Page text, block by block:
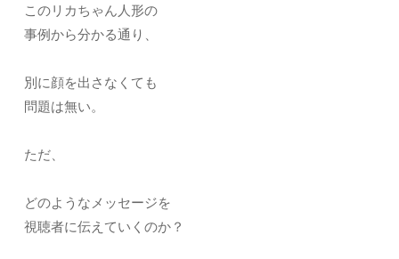
このリカちゃん人形の
事例から分かる通り、
別に顔を出さなくても
問題は無い。
ただ、
どのようなメッセージを
視聴者に伝えていくのか？